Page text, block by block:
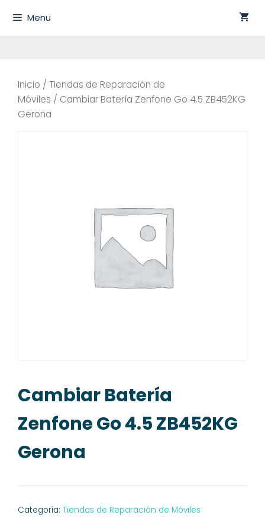
Menu
Inicio / Tiendas de Reparación de
Móviles / Cambiar Batería Zenfone Go 4.5 ZB452KG
Gerona
Cambiar Batería
Zenfone Go 4.5 ZB452KG
Gerona
Categoría: Tiendas de Reparación de Móviles